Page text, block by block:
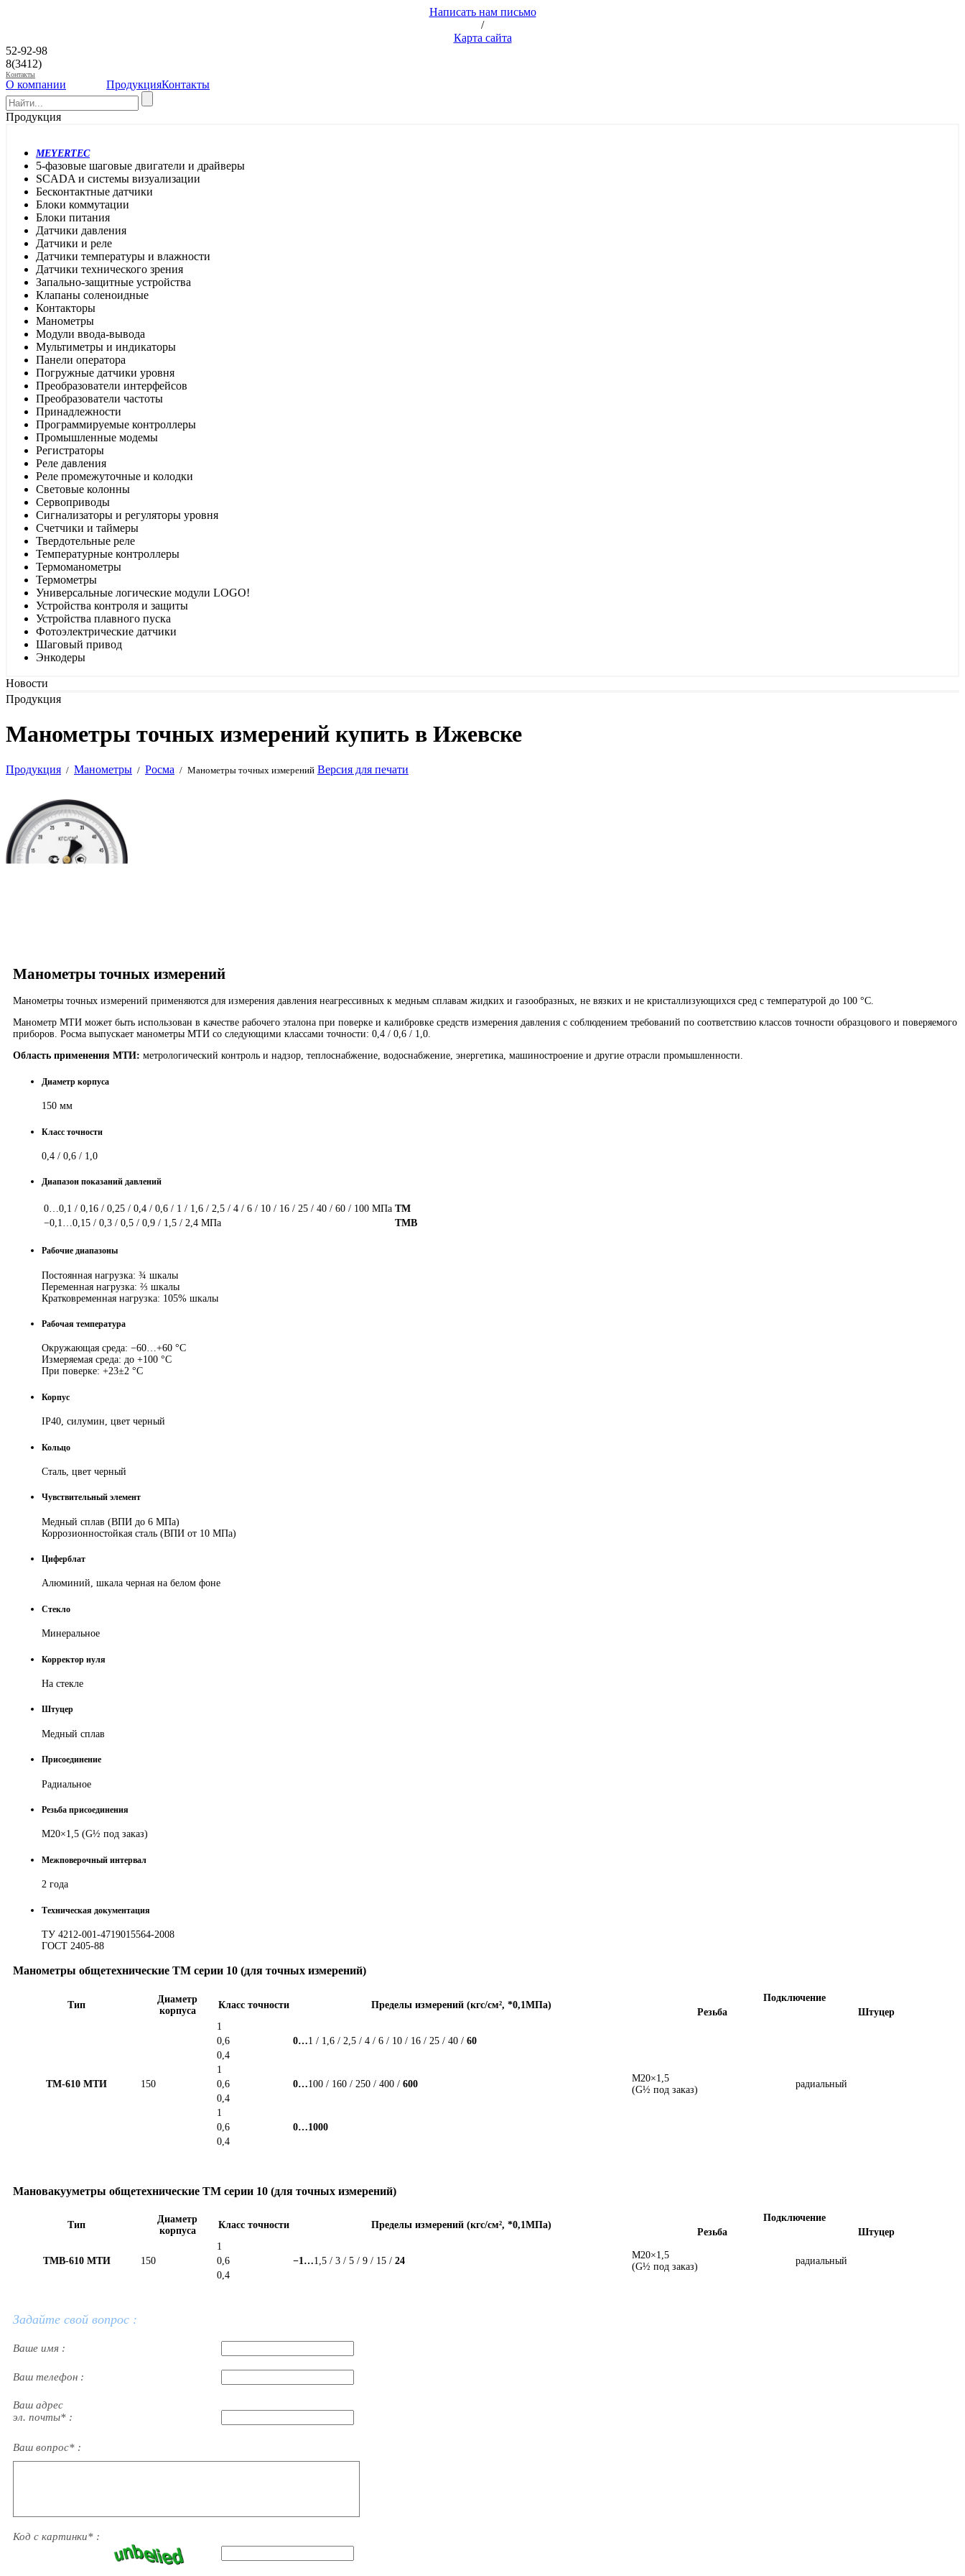
Написать нам письмо
/
Карта сайта
52-92-98
8(3412)
Контакты
О компании ПродукцияКонтакты
Продукция
MEYERTEC
5-фазовые шаговые двигатели и драйверы
SCADA и системы визуализации
Бесконтактные датчики
Блоки коммутации
Блоки питания
Датчики давления
Датчики и реле
Датчики температуры и влажности
Датчики технического зрения
Запально-защитные устройства
Клапаны соленоидные
Контакторы
Манометры
Модули ввода-вывода
Мультиметры и индикаторы
Панели оператора
Погружные датчики уровня
Преобразователи интерфейсов
Преобразователи частоты
Принадлежности
Программируемые контроллеры
Промышленные модемы
Регистраторы
Реле давления
Реле промежуточные и колодки
Световые колонны
Сервоприводы
Сигнализаторы и регуляторы уровня
Счетчики и таймеры
Твердотельные реле
Температурные контроллеры
Термоманометры
Термометры
Универсальные логические модули LOGO!
Устройства контроля и защиты
Устройства плавного пуска
Фотоэлектрические датчики
Шаговый привод
Энкодеры
Новости
Продукция
Манометры точных измерений купить в Ижевске
Продукция / Манометры / Росма / Манометры точных измерений Версия для печати
Манометры точных измерений
Манометры точных измерений применяются для измерения давления неагресcивных к медным сплавам жидких и газообразных, не вязких и не кристаллизующихся сред с температурой до 100 °C.
Манометр МТИ может быть использован в качестве рабочего эталона при поверке и калибровке средств измерения давления с соблюдением требований по соответствию классов точности образцового и поверяемого
приборов. Росма выпускает манометры МТИ со следующими классами точности: 0,4 / 0,6 / 1,0.
Область применения МТИ: метрологический контроль и надзор, теплоснабжение, водоснабжение, энергетика, машиностроение и другие отрасли промышленности.
Диаметр корпуса
150 мм
Класс точности
0,4 / 0,6 / 1,0
Диапазон показаний давлений
0…0,1 / 0,16 / 0,25 / 0,4 / 0,6 / 1 / 1,6 / 2,5 / 4 / 6 / 10 / 16 / 25 / 40 / 60 / 100 МПа ТМ
−0,1…0,15 / 0,3 / 0,5 / 0,9 / 1,5 / 2,4 МПа
ТМВ
Рабочие диапазоны
Постоянная нагрузка: ¾ шкалы
Переменная нагрузка: ⅔ шкалы
Кратковременная нагрузка: 105% шкалы
Рабочая температура
Окружающая среда: −60…+60 °C
Измеряемая среда: до +100 °C
При поверке: +23±2 °C
Корпус
IP40, силумин, цвет черный
Кольцо
Сталь, цвет черный
Чувствительный элемент
Медный сплав (ВПИ до 6 МПа)
Коррозионностойкая сталь (ВПИ от 10 МПа)
Циферблат
Алюминий, шкала черная на белом фоне
Стекло
Минеральное
Корректор нуля
На стекле
Штуцер
Медный сплав
Присоединение
Радиальное
Резьба присоединения
M20×1,5 (G½ под заказ)
Межповерочный интервал
2 года
Техническая документация
ТУ 4212-001-4719015564-2008
ГОСТ 2405-88
Манометры общетехнические ТМ серии 10 (для точных измерений)
Тип
Диаметр
корпуса
Класс точности Пределы измерений (кгс/см², *0,1МПа)
Подключение
Резьба
Штуцер
ТМ-610 МТИ 150
1
0…1 / 1,6 / 2,5 / 4 / 6 / 10 / 16 / 25 / 40 / 60
М20×1,5
(G½ под заказ)
радиальный
0,6
0,4
1
0…100 / 160 / 250 / 400 / 600
0,6
0,4
1
0…1000
0,6
0,4
Мановакууметры общетехнические ТМ серии 10 (для точных измерений)
Тип
Диаметр
корпуса
Класс точности Пределы измерений (кгс/см², *0,1МПа)
Подключение
Резьба
Штуцер
ТМВ-610 МТИ 150
1
−1…1,5 / 3 / 5 / 9 / 15 / 24
М20×1,5
(G½ под заказ)
радиальный
0,6
0,4
Задайте свой вопрос :
Ваше имя :
Ваш телефон :
Ваш адрес
эл. почты* :
Ваш вопрос* :
Код с картинки* :